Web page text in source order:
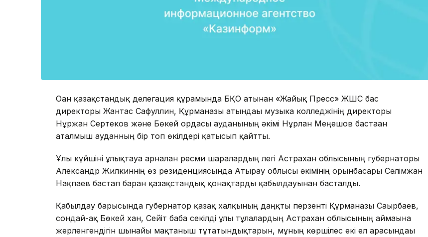
Оған қазақстандық делегация құрамында БҚО атынан «Жайық Пресс» ЖШС бас
директоры Жантас Сафуллин, Құрманғазы атындағы музыка колледжінің директоры
Нұржан Сертеков және Бөкей ордасы ауданының әкімі Нұрлан Меңешов бастаған
аталмыш ауданның бір топ өкілдері қатысып қайтты.
Ұлы күйшіні ұлықтауға арналған ресми шаралардың легі Астрахан облысының губернаторы
Александр Жилкиннің өз резиденциясында Атырау облысы әкімінің орынбасары Сәлімжан
Нақпаев бастап барған қазақстандық қонақтарды қабылдауынан басталды.
Қабылдау барысында губернатор қазақ халқының даңқты перзенті Құрманғазы Сағырбаев,
сондай-ақ Бөкей хан, Сейіт баба секілді ұлы тұлғалардың Астрахан облысының аймағына
жерленгендігін шынайы мақтаныш тұтатындықтарын, мұның көршілес екі ел арасындағы